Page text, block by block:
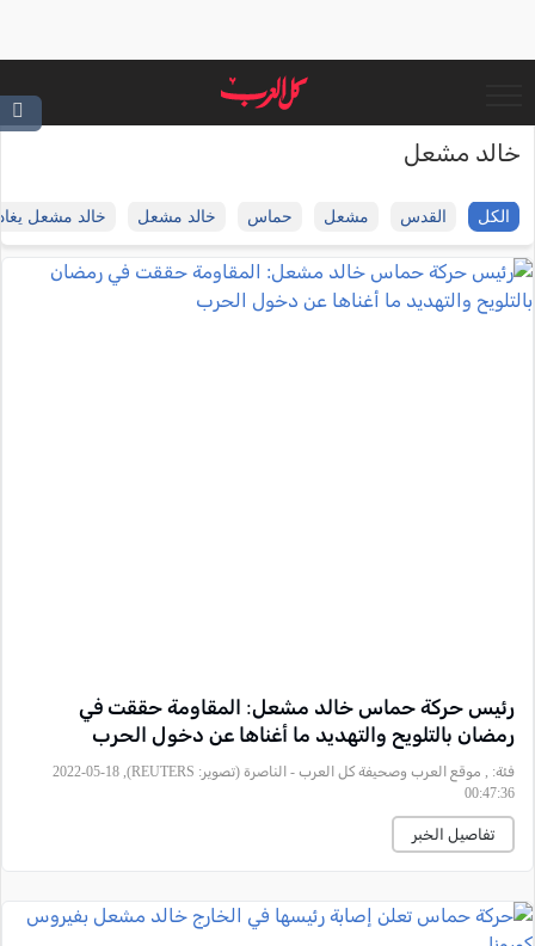
خالد مشعل
الكل القدس مشعل حماس خالد مشعل خالد مشعل
رئيس حركة حماس خالد مشعل: المقاومة حققت في
رمضان بالتلويح والتهديد ما أغناها عن دخول الحرب
فئة:
, موقع العرب وصحيفة كل العرب - الناصرة (تصوير: REUTERS), 2022-05-18
00:47:36
تفاصيل الخبر